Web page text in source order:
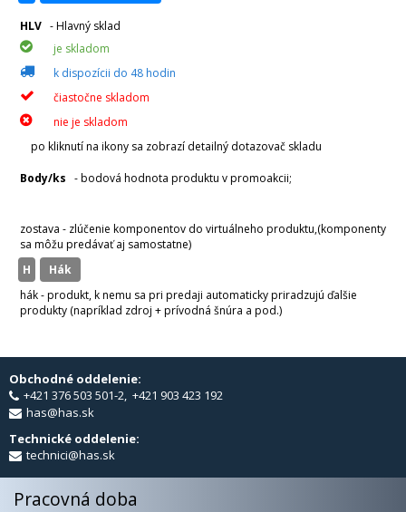
HLV - Hlavný sklad
je skladom
k dispozícii do 48 hodin
čiastočne skladom
nie je skladom
po kliknutí na ikony sa zobrazí detailný dotazovač skladu
Body/ks - bodová hodnota produktu v promoakcii;
zostava - zlúčenie komponentov do virtuálneho produktu,(komponenty
sa môžu predávať aj samostatne)
H
hák
hák - produkt, k nemu sa pri predaji automaticky priradzujú ďalšie
produkty (napríklad zdroj + prívodná šnúra a pod.)
Obchodné oddelenie:
+421 376 503 501-2, +421 903 423 192
has@has.sk
Technické oddelenie:
technici@has.sk
Pracovná doba